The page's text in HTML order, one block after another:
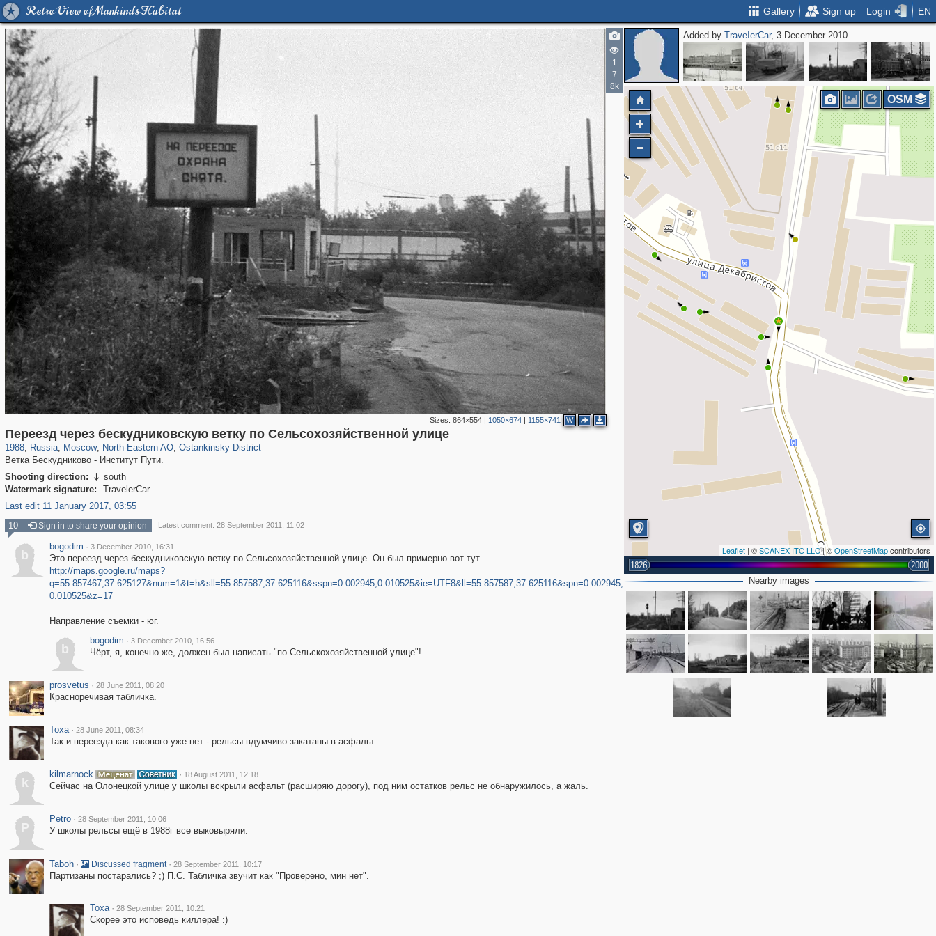
Retro View of Mankind's Habitat Gallery Sign up Login EN
1
7
8k
Sizes: 864×554| 1050×674| 1155×741 W
Переезд через бескудниковскую ветку по Сельсохозяйственной улице
1988, Russia
1,406,255 29,243
, Moscow
319,780 8,286
, North-Eastern AO
24,488 250
, Ostankinsky District
13,481 148
Ветка Бескудниково - Институт Пути.
Shooting direction:  south
Watermark signature:
TravelerCar
Last edit 11 January 2017, 03:55
Added byТrаvеIеrCar, 3 December 2010
Leaflet | ©SCANEX ITC LLC| ©OpenStreetMapcontributors
1826 2000
OSM
Nearby images
10 Sign in to share your opinion Latest comment: 28 September 2011, 11:02
b
bogodim · 3 December 2010, 16:31
Это переезд через бескудниковскую ветку по Сельсохозяйственной улице. Он был примерно вот тут
http://maps.google.ru/maps?
q=55.857467,37.625127&num=1&t=h&sll=55.857587,37.625116&sspn=0.002945,0.010525&ie=UTF8&ll=55.857587,37.625116&spn=0.002945,
0.010525&z=17
Направление съемки - юг.
b
bogodim · 3 December 2010, 16:56
Чёрт, я, конечно же, должен был написать "по Сельскохозяйственной улице"!
prosvetus · 28 June 2011, 08:20
Красноречивая табличка.
Toxa · 28 June 2011, 08:34
Так и переезда как такового уже нет - рельсы вдумчиво закатаны в асфальт.
k
kilmarnock · 18 August 2011, 12:18
Сейчас на Олонецкой улице у школы вскрыли асфальт (расширяю дорогу), под ним остатков рельс не обнаружилось, а жаль.
P
Petro · 28 September 2011, 10:06
У школы рельсы ещё в 1988г все выковыряли.
Taboh · Discussed fragment · 28 September 2011, 10:17
Партизаны постарались? ;) П.С. Табличка звучит как "Проверено, мин нет".
Toxa · 28 September 2011, 10:21
Скорее это исповедь киллера! :)